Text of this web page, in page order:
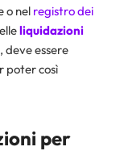
o nel registro dei
liquidazioni
essere
poter così
per